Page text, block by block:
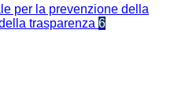
per la prevenzione della
trasparenza 6